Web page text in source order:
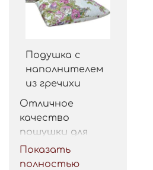
Подушка с
наполнителем
из гречихи
Отличное
качество
пошушки для
такой цены.
Рекомендую.
Показать
полностью